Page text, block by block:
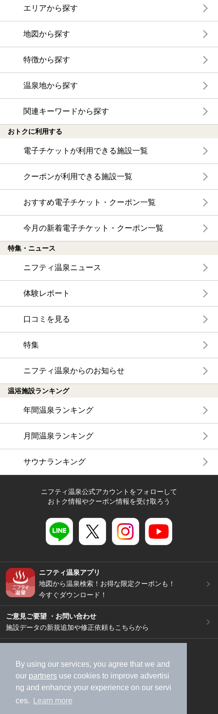
By using our services, you agree that we and
our partners use cookies to improve advertisi
ng and enhance your experience on our servi
ces.
Learn more
エリアから探す
地図から探す
特徴から探す
温泉地から探す
関連キーワードから探す
おトクに利用する
電子チケットが利用できる施設一覧
クーポンが利用できる施設一覧
おすすめ電子チケット・クーポン一覧
今月の新着電子チケット・クーポン一覧
特集・ニュース
ニフティ温泉ニュース
体験レポート
口コミを見る
特集
ニフティ温泉からのお知らせ
温浴施設ランキング
年間温泉ランキング
月間温泉ランキング
サウナランキング
ニフティ温泉公式アカウントをフォローして
おトク情報やクーポン情報を受け取ろう
ニフティ温泉アプリ
地図から温泉検索！お得な限定クーポンも！
今すぐダウンロード！
ご意見ご要望 ・お問い合わせ
施設データの新規追加や修正依頼もこちらから
加盟店募集（資料請求）
広告出稿のご案内
利用規約
ライフスタイルMEMBERS+規約
特定商取引法に基づく表記
ヘルプ
採用情報
運営会社